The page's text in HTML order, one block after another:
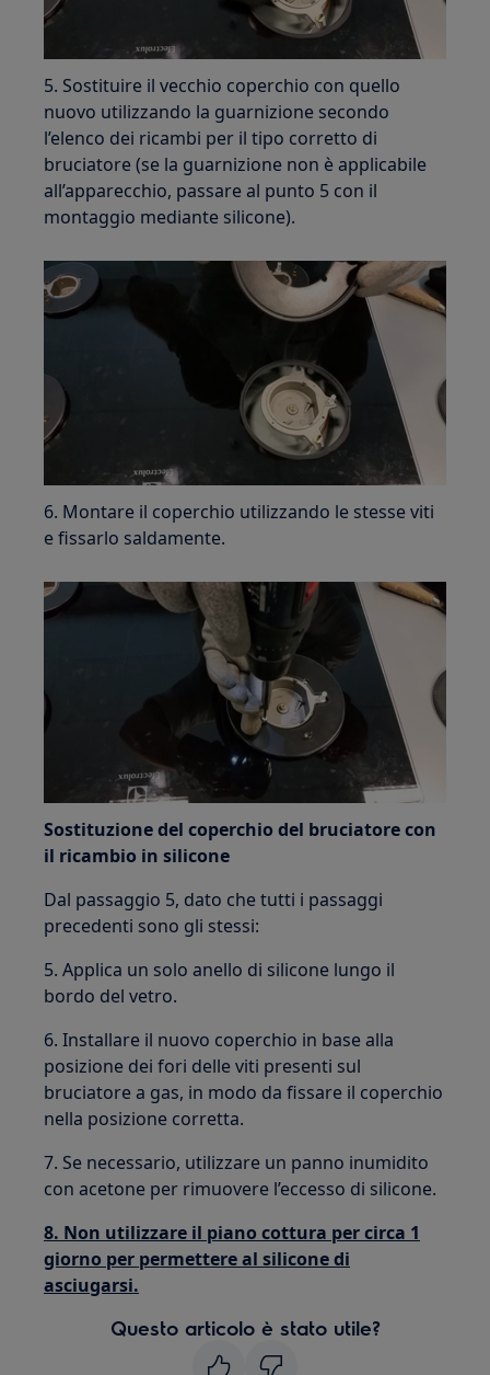
5. Sostituire il vecchio coperchio con quello
nuovo utilizzando la guarnizione secondo
l’elenco dei ricambi per il tipo corretto di
bruciatore (se la guarnizione non è applicabile
all’apparecchio, passare al punto 5 con il
montaggio mediante silicone).
6. Montare il coperchio utilizzando le stesse viti
e fissarlo saldamente.
Sostituzione del coperchio del bruciatore con
il ricambio in silicone
Dal passaggio 5, dato che tutti i passaggi
precedenti sono gli stessi:
5. Applica un solo anello di silicone lungo il
bordo del vetro.
6. Installare il nuovo coperchio in base alla
posizione dei fori delle viti presenti sul
bruciatore a gas, in modo da fissare il coperchio
nella posizione corretta.
7. Se necessario, utilizzare un panno inumidito
con acetone per rimuovere l’eccesso di silicone.
8. Non utilizzare il piano cottura per circa 1
giorno per permettere al silicone di
asciugarsi.
Questo articolo è stato utile?